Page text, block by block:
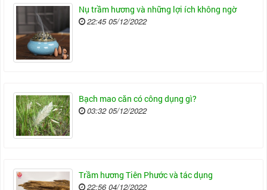
Nụ trầm hương và những lợi ích không ngờ
22:45 05/12/2022
Bạch mao căn có công dụng gì?
03:32 05/12/2022
Trầm hương Tiên Phước và tác dụng
22:56 04/12/2022